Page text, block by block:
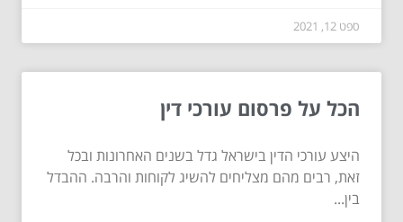
ספט 12, 2021
הכל על פרסום עורכי דין
היצע עורכי הדין בישראל גדל בשנים האחרונות ובכל
זאת, רבים מהם מצליחים להשיג לקוחות והרבה. ההבדל
בין...